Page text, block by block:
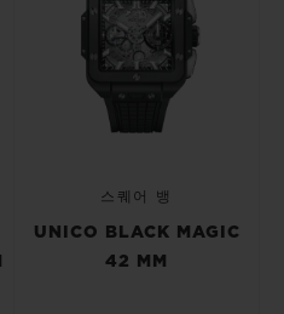
스퀘어 뱅
UNICO BLACK MAGIC
42 MM